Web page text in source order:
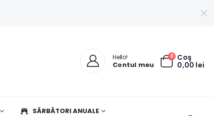
Hello!
Contul meu
0 Coş
0,00 lei
SĂRBĂTORI ANUALE